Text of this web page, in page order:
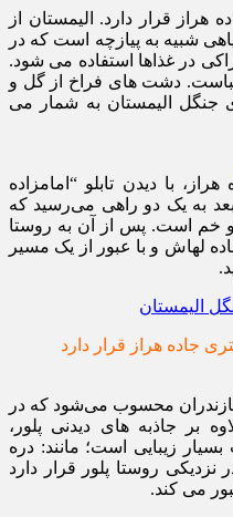
کیلومتری جاده هراز قرار دارد. الیمستان از
شبیه به پیازچه است که در
در غذاها استفاده می شود.
دشت های فراخ از گل و
جنگل الیمستان به شمار می
به کیلومتر 20 جاده هراز، با دیدن تابلو “امامزاده
به یک دو راهی می‌رسید که
کیلومتر پیچ و خم است. پس از آن به روستا
پس از جاده لهاش و با عبور از یک مسیر
محسوب می‌شود که در
بر جاذبه های دیدنی پلور،
زیبایی است؛ مانند: دره
روستا پلور قرار دارد
می کند.